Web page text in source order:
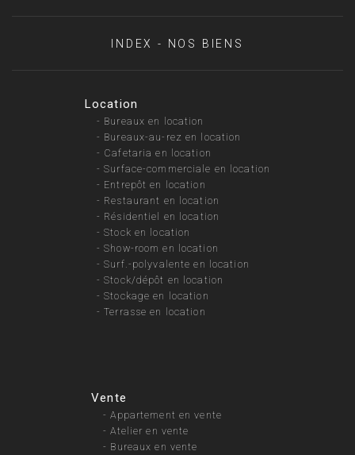
INDEX - NOS BIENS
Location
- Bureaux en location
- Bureaux-au-rez en location
- Cafetaria en location
-Surface-commerciale en location
- Entrepôt en location
- Restaurant en location
- Résidentiel en location
-Stock en location
-Show-room en location
-Surf.-polyvalente en location
-Stock/dépôt en location
-Stockage en location
-Terrasse en location
Vente
-Appartement en vente
-Atelier en vente
- Bureaux en vente